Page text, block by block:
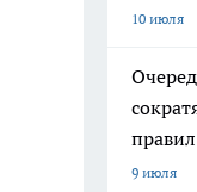
10 июля
правил
9 июля